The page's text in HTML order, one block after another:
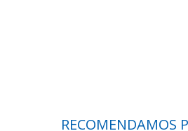
RECOMENDAMOS